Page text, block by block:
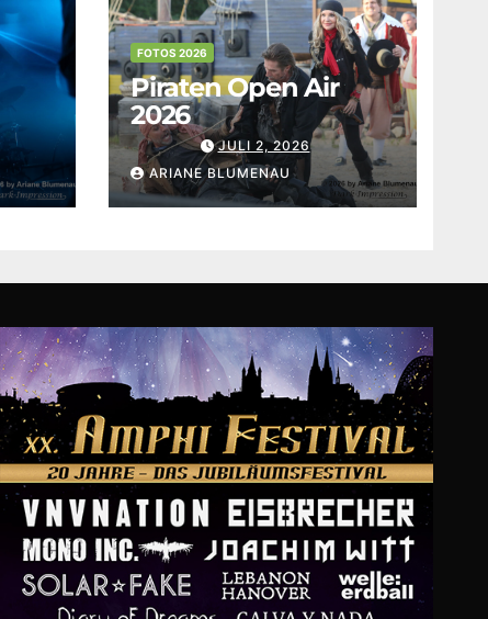
FOTOS 2026
Piraten Open Air
2026
JULI 2, 2026
ARIANE BLUMENAU